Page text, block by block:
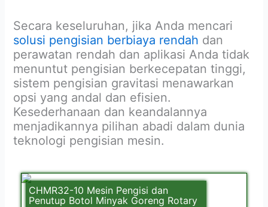
Secara keseluruhan, jika Anda mencari
solusi pengisian berbiaya rendah dan
perawatan rendah dan aplikasi Anda tidak
menuntut pengisian berkecepatan tinggi,
sistem pengisian gravitasi menawarkan
opsi yang andal dan efisien.
Kesederhanaan dan keandalannya
menjadikannya pilihan abadi dalam dunia
teknologi pengisian mesin.
CHMR32-10 Mesin Pengisi dan
Penutup Botol Minyak Goreng Rotary